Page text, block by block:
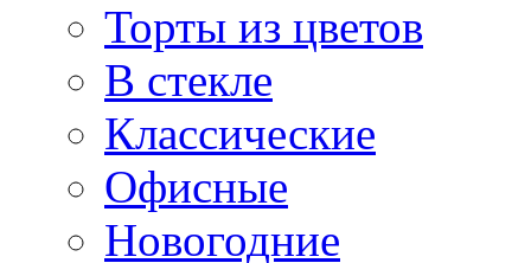
Торты из цветов
В стекле
Классические
Офисные
Новогодние